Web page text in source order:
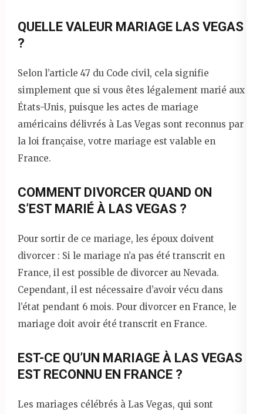
QUELLE VALEUR MARIAGE LAS VEGAS
?
Selon l’article 47 du Code civil, cela signifie
simplement que si vous êtes légalement marié aux
États-Unis, puisque les actes de mariage
américains délivrés à Las Vegas sont reconnus par
la loi française, votre mariage est valable en
France.
COMMENT DIVORCER QUAND ON
S’EST MARIÉ À LAS VEGAS ?
Pour sortir de ce mariage, les époux doivent
divorcer : Si le mariage n’a pas été transcrit en
France, il est possible de divorcer au Nevada.
Cependant, il est nécessaire d’avoir vécu dans
l’état pendant 6 mois. Pour divorcer en France, le
mariage doit avoir été transcrit en France.
EST-CE QU’UN MARIAGE À LAS VEGAS
EST RECONNU EN FRANCE ?
Les mariages célébrés à Las Vegas, qui sont